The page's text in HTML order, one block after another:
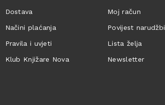
Dostava
Načini plaćanja
Pravila i uvjeti
Klub Knjižare Nova
Moj račun
Povijest narudžbi
Lista želja
Newsletter